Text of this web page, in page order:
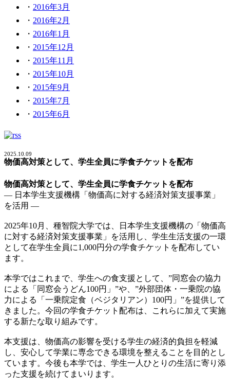
2016年3月
2016年2月
2016年1月
2015年12月
2015年11月
2015年10月
2015年9月
2015年7月
2015年6月
2025.10.09
物価高対策として、学生全員に学食チケットを配布
物価高対策として、学生全員に学食チケットを配布
― 日本学生支援機構「物価高に対する経済対策支援事業」
を活用 ―
2025年10月、種智院大学では、日本学生支援機構の「物価高
に対する経済対策支援事業」を活用し、学生生活支援の一環
として在学生全員に1,000円分の学食チケットを配布してい
ます。
本学ではこれまで、学生への食支援として、”同窓会の協力
による「同窓会うどん100円」”や、”外部団体・一乗院の協
力による「一乗院定食（ベジタリアン）100円」”を提供して
きました。今回の学食チケット配布は、これらに加えて実施
する新たな取り組みです。
本支援は、物価高の影響を受ける学生の経済的負担を軽減
し、安心して学業に専念できる環境を整えることを目的とし
ています。今後も本学では、学生一人ひとりの生活に寄り添
った支援を続けてまいります。